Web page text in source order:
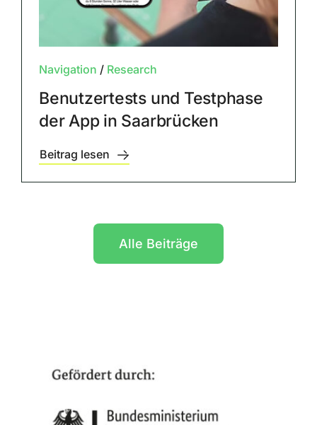
Navigation / Research
Benutzertests und Testphase
der App in Saarbrücken
Beitrag lesen
Alle Beiträge